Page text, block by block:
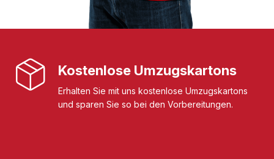
Kostenlose Umzugskartons
Erhalten Sie mit uns kostenlose Umzugskartons
und sparen Sie so bei den Vorbereitungen.